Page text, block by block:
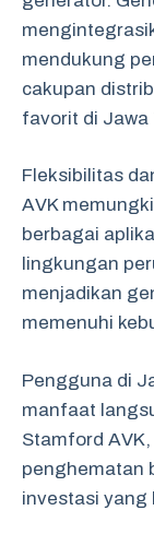
mendukung
cakupan
favorit di Jawa
Fleksibilitas
AVK
berbagai
lingkungan
menjadikan
memenuhi
Pengguna di
manfaat
Stamford
penghematan
investasi yang